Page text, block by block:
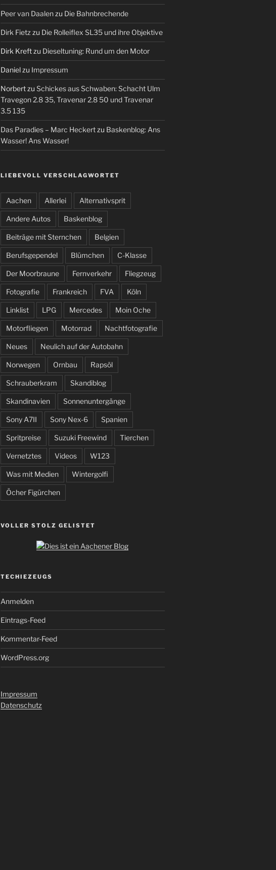
Peer van Daalenzu Die Bahnbrechende
Dirk Fietz zu Die Rolleiflex SL35 und ihre Objektive
Dirk Kreftzu Dieseltuning: Rund um den Motor
Danielzu Impressum
Norbertzu Schickes aus Schwaben: Schacht Ulm
Travegon 2.8 35, Travenar 2.8 50 und Travenar
3.5 135
Das Paradies – Marc Heckertzu Baskenblog: Ans
Wasser! Ans Wasser!
LIEBEVOLL VERSCHLAGWORTET
Aachen Allerlei Alternativsprit
Andere Autos Baskenblog
Beiträge mit Sternchen Belgien
Berufsgependel Blümchen C-Klasse
Der Moorbraune Fernverkehr Fliegzeug
Fotografie Frankreich FVA Köln
Linklist LPG Mercedes Moin Oche
Motorfliegen Motorrad Nachtfotografie
Neues Neulich auf der Autobahn
Norwegen Ornbau Rapsöl
Schrauberkram Skandiblog
Skandinavien Sonnenuntergänge
Sony A7II Sony Nex-6 Spanien
Spritpreise Suzuki Freewind Tierchen
Vernetztes Videos W123
Was mit Medien Wintergolfi
Öcher Figürchen
VOLLER STOLZ GELISTET
TECHIEZEUGS
Anmelden
Eintrags-Feed
Kommentar-Feed
WordPress.org
Impressum
Datenschutz